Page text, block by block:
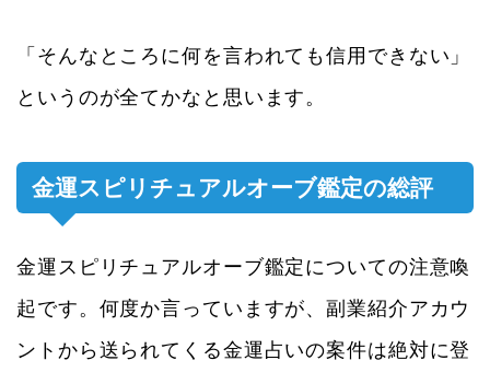
「そんなところに何を言われても信用できない」
というのが全てかなと思います。
金運スピリチュアルオーブ鑑定の総評
金運スピリチュアルオーブ鑑定についての注意喚
起です。何度か言っていますが、副業紹介アカウ
ントから送られてくる金運占いの案件は絶対に登